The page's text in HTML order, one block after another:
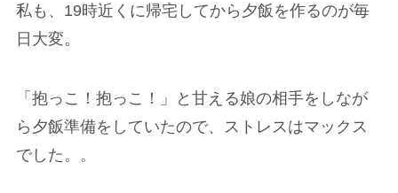
私も、19時近くに帰宅してから夕飯を作るのが毎
日大変。
「抱っこ！抱っこ！」と甘える娘の相手をしなが
ら夕飯準備をしていたので、ストレスはマックス
でした。。